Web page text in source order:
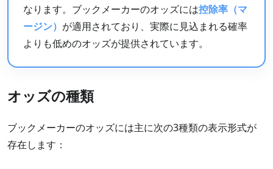
なります。ブックメーカーのオッズには控除率（マ
ージン） が適用されており、実際に見込まれる確率
よりも低めのオッズが提供されています。
オッズの種類
ブックメーカーのオッズには主に次の3種類の表示形式が
存在します：